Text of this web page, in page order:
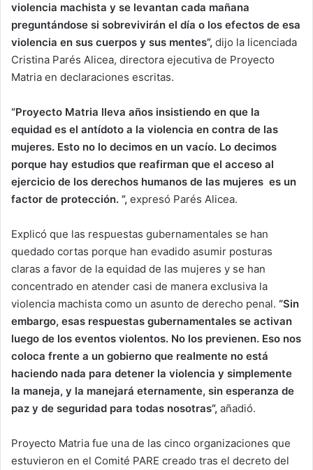
violencia machista y se levantan cada mañana
preguntándose si sobrevivirán el día o los efectos de esa
violencia en sus cuerpos y sus mentes”, dijo la licenciada
Cristina Parés Alicea, directora ejecutiva de Proyecto
Matria en declaraciones escritas.
“Proyecto Matria lleva años insistiendo en que la
equidad es el antídoto a la violencia en contra de las
mujeres. Esto no lo decimos en un vacío. Lo decimos
porque hay estudios que reafirman que el acceso al
ejercicio de los derechos humanos de las mujeres es un
factor de protección. ”, expresó Parés Alicea.
Explicó que las respuestas gubernamentales se han
quedado cortas porque han evadido asumir posturas
claras a favor de la equidad de las mujeres y se han
concentrado en atender casi de manera exclusiva la
violencia machista como un asunto de derecho penal. “Sin
embargo, esas respuestas gubernamentales se activan
luego de los eventos violentos. No los previenen. Eso nos
coloca frente a un gobierno que realmente no está
haciendo nada para detener la violencia y simplemente
la maneja, y la manejará eternamente, sin esperanza de
paz y de seguridad para todas nosotras”, añadió.
Proyecto Matria fue una de las cinco organizaciones que
estuvieron en el Comité PARE creado tras el decreto del